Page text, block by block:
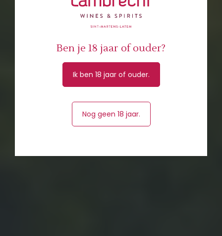
Ben je 18 jaar of ouder?
Ik ben 18 jaar of ouder.
Nog geen 18 jaar.